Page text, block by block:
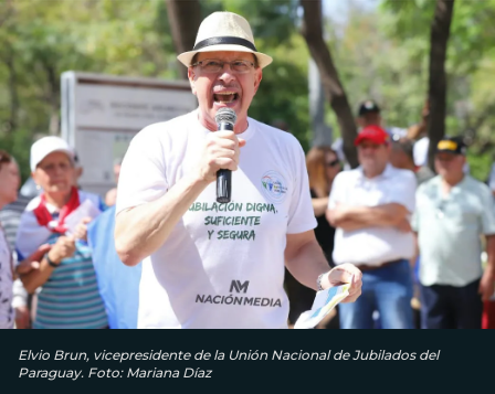
Elvio Brun, vicepresidente de la Unión Nacional de Jubilados del
Paraguay. Foto: Mariana Díaz